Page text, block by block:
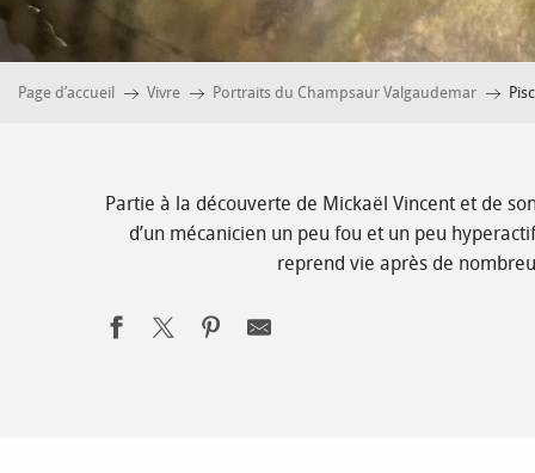
Page d’accueil Vivre Portraits du Champsaur Valgaudemar
Partie à la découverte de Mickaël Vincent et de
d’un mécanicien un peu fou et un peu
reprend vie après de